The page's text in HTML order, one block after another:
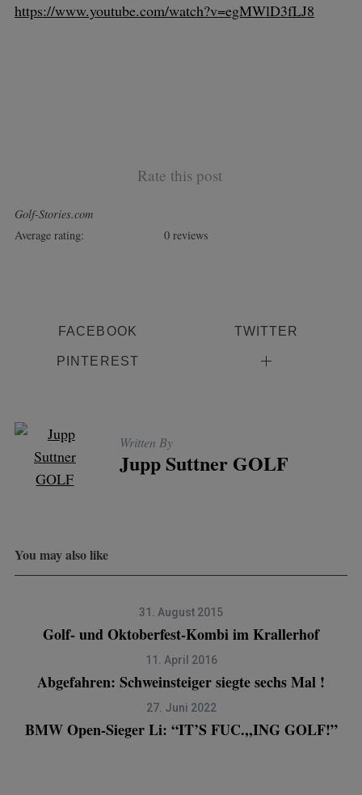
https://www.youtube.com/watch?v=egMWlD3fLJ8
Rate this post
Golf-Stories.com
Average rating:
0 reviews
FACEBOOK TWITTER
PINTEREST
Written By
Jupp Suttner GOLF
You may also like
31. August 2015
Golf- und Oktoberfest-Kombi im Krallerhof
11. April 2016
Abgefahren: Schweinsteiger siegte sechs Mal !
27. Juni 2022
BMW Open-Sieger Li: “IT’S FUC.,,ING GOLF!”